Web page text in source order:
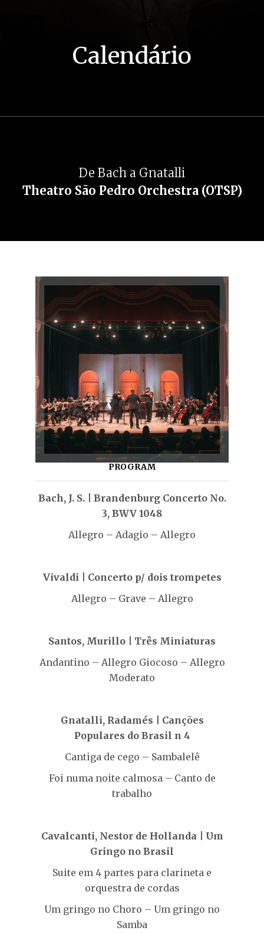
Calendário
De Bach a Gnatalli
Theatro São Pedro Orchestra (OTSP)
PROGRAM
Bach, J. S. | Brandenburg Concerto No.
3, BWV 1048
Allegro – Adagio – Allegro
Vivaldi | Concerto p/ dois trompetes
Allegro – Grave – Allegro
Santos, Murillo | Três Miniaturas
Andantino – Allegro Giocoso – Allegro
Moderato
Gnatalli, Radamés | Canções
Populares do Brasil n 4
Cantiga de cego – Sambalelê
Foi numa noite calmosa – Canto de
trabalho
Cavalcanti, Nestor de Hollanda | Um
Gringo no Brasil
Suite em 4 partes para clarineta e
orquestra de cordas
Um gringo no Choro – Um gringo no
Samba